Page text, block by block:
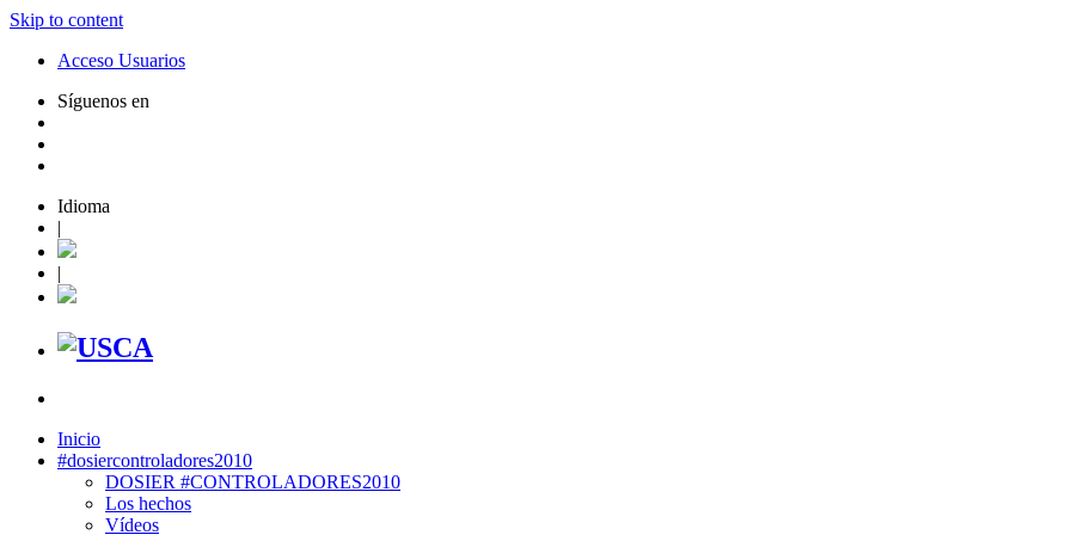
Skip to content
Acceso Usuarios
Síguenos en
Idioma
|
|
Inicio
#dosiercontroladores2010
DOSIER #CONTROLADORES2010
Los hechos
Vídeos